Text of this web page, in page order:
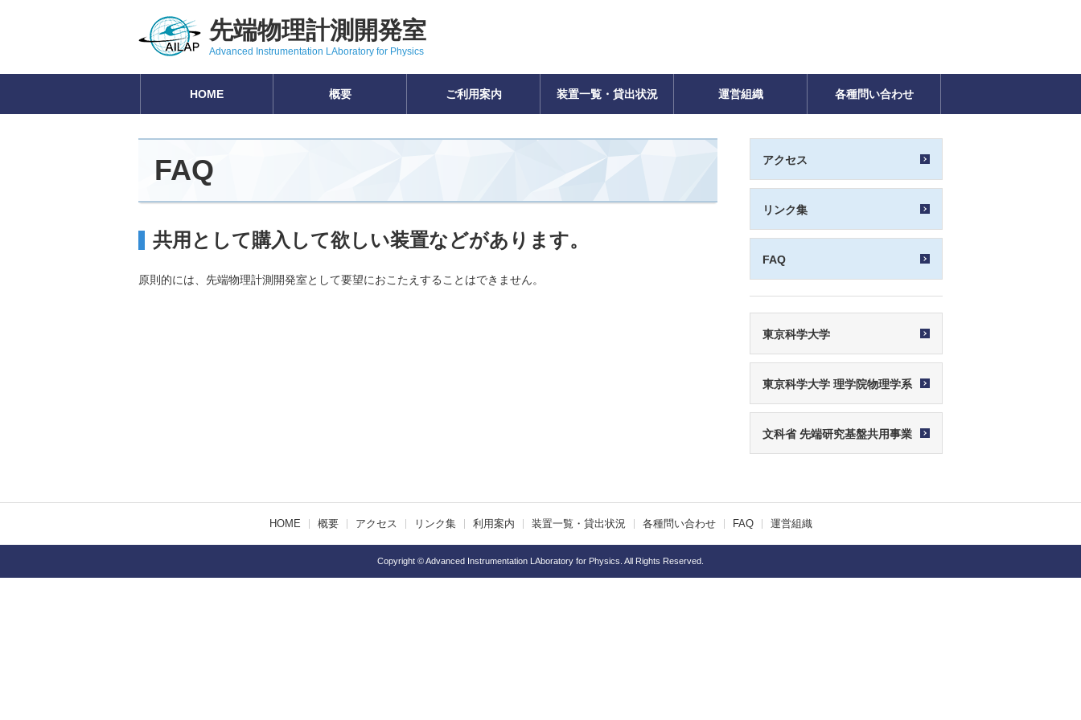
先端物理計測開発室
Advanced Instrumentation LAboratory for Physics
HOME 概要 ご利用案内 装置一覧・貸出状況 運営組織 各種問い合わせ
FAQ
共用として購入して欲しい装置などがあります。
原則的には、先端物理計測開発室として要望におこたえすることはできません。
アクセス
リンク集
FAQ
東京科学大学
東京科学大学 理学院物理学系
文科省 先端研究基盤共用事業
HOME 概要 アクセス リンク集 利用案内 装置一覧・貸出状況 各種問い合わせ FAQ 運営組織
Copyright © Advanced Instrumentation LAboratory for Physics. All Rights Reserved.